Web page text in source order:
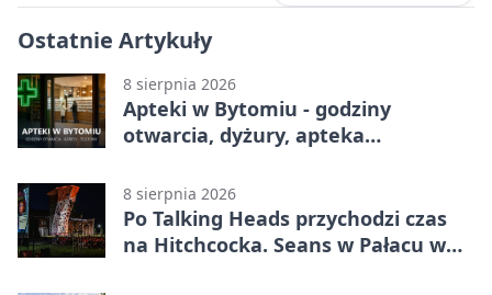
Ostatnie Artykuły
8 sierpnia 2026
Apteki w Bytomiu - godziny
otwarcia, dyżury, apteka
8 sierpnia 2026
Po Talking Heads przychodzi czas
na Hitchcocka. Seans w Pałacu w